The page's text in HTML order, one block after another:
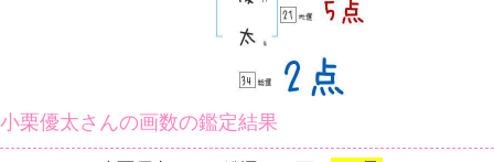
小栗優太さんの画数の鑑定結果